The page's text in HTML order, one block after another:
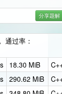
分享题解
通过率：
18.30 MiB
290.62 MiB